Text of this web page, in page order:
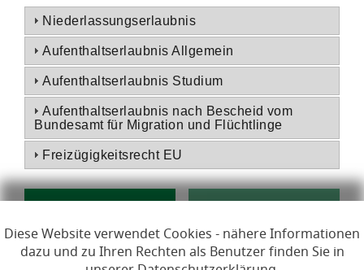
Diese Website verwendet Cookies - nähere Informationen
dazu und zu Ihren Rechten als Benutzer finden Sie in
Niederlassungserlaubnis
Aufenthaltserlaubnis Allgemein
Aufenthaltserlaubnis Studium
Aufenthaltserlaubnis nach Bescheid vom
Bundesamt für Migration und Flüchtlinge
Freizügigkeitsrecht EU